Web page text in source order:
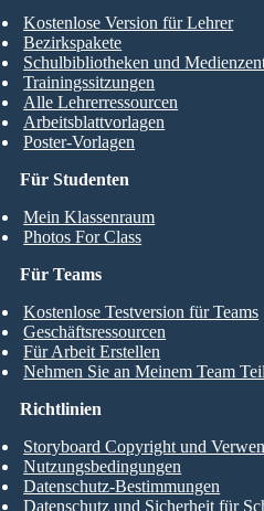
Für Studenten
Mein Klassenraum
Photos For Class
Kostenlose Version für Lehrer
Bezirkspakete
Schulbibliotheken und
Trainingssitzungen
Alle Lehrerressourcen
Arbeitsblattvorlagen
Poster-Vorlagen
Für Teams
Kostenlose Testversion für Teams
Geschäftsressourcen
Für Arbeit Erstellen
Nehmen Sie an Meinem Team Teil
Richtlinien
Storyboard Copyright und
Nutzungsbedingungen
Datenschutz-Bestimmungen
Datenschutz und Sicherheit für